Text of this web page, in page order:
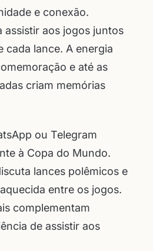
e conexão.
assistir aos jogos juntos
cada lance. A energia
e até as
criam memórias
ou Telegram
à Copa do Mundo.
lances polêmicos e
entre os jogos.
complementam
de assistir aos